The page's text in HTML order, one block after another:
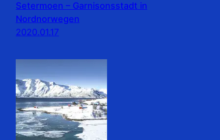
Setermoen – Garnisonsstadt in
Nordnorwegen
2020.01.17